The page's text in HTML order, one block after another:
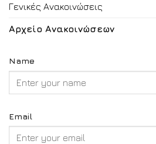
Γενικές Ανακοινώσεις
Αρχείο Ανακοινώσεων
Name
Email